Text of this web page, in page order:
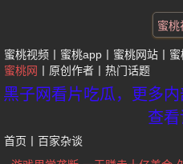
蜜桃
蜜桃视频 蜜桃app 蜜桃网站
蜜桃网
原创作者 热门话题
黑子网看片吃瓜，更多
查
首页 百家杂谈